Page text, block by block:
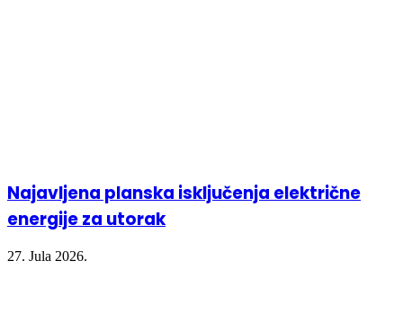
Najavljena planska isključenja električne
energije za utorak
27. Jula 2026.